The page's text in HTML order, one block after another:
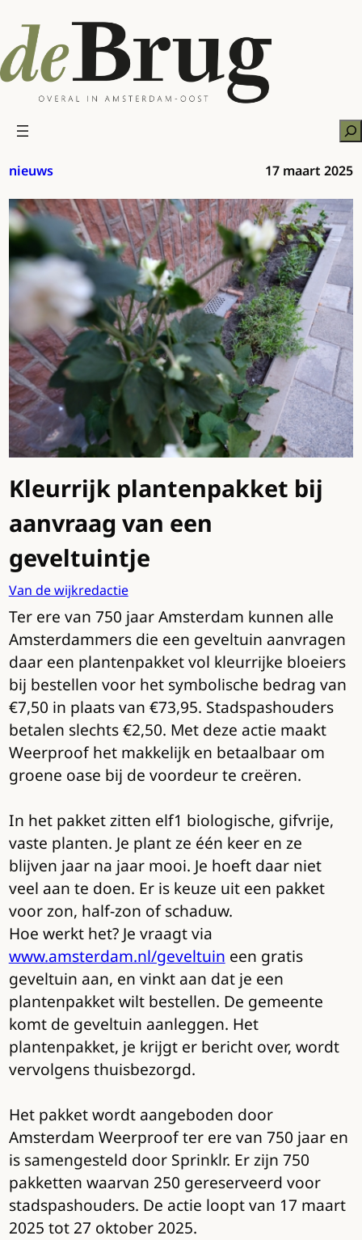
naar
de
inhoud
nieuws 17 maart 2025
Kleurrijk plantenpakket bij
aanvraag van een
geveltuintje
Van de wijkredactie
Ter ere van 750 jaar Amsterdam kunnen alle
Amsterdammers die een geveltuin aanvragen
daar een plantenpakket vol kleurrijke bloeiers
bij bestellen voor het symbolische bedrag van
€7,50 in plaats van €73,95. Stadspashouders
betalen slechts €2,50. Met deze actie maakt
Weerproof het makkelijk en betaalbaar om
groene oase bij de voordeur te creëren.
In het pakket zitten elf1 biologische, gifvrije,
vaste planten. Je plant ze één keer en ze
blijven jaar na jaar mooi. Je hoeft daar niet
veel aan te doen. Er is keuze uit een pakket
voor zon, half-zon of schaduw.
Hoe werkt het? Je vraagt via
www.amsterdam.nl/geveltuin een gratis
geveltuin aan, en vinkt aan dat je een
plantenpakket wilt bestellen. De gemeente
komt de geveltuin aanleggen. Het
plantenpakket, je krijgt er bericht over, wordt
vervolgens thuisbezorgd.
Het pakket wordt aangeboden door
Amsterdam Weerproof ter ere van 750 jaar en
is samengesteld door Sprinklr. Er zijn 750
pakketten waarvan 250 gereserveerd voor
stadspashouders. De actie loopt van 17 maart
2025 tot 27 oktober 2025.